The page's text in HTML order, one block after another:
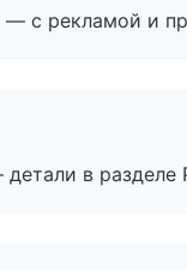
— с рекламой и
в разделе